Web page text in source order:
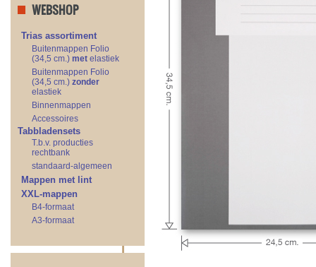
WEBSHOP
Trias assortiment
Buitenmappen Folio
(34,5 cm.) met elastiek
Buitenmappen Folio
(34,5 cm.) zonder
elastiek
Binnenmappen
Accessoires
Tabbladensets
T.b.v. producties
rechtbank
standaard-algemeen
Mappen met lint
XXL-mappen
B4-formaat
A3-formaat